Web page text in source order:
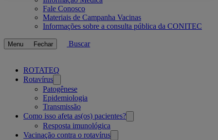
submenu
Fale Conosco
Materiais de Campanha Vacinas
Informações sobre a consulta pública da CONITEC
Menu Fechar Buscar
Related
pages
ROTATEQ
Rotavírus
Patogênese
Epidemiologia
Transmissão
Como isso afeta as(os) pacientes?
Resposta imunológica
Vacinação contra o rotavírus